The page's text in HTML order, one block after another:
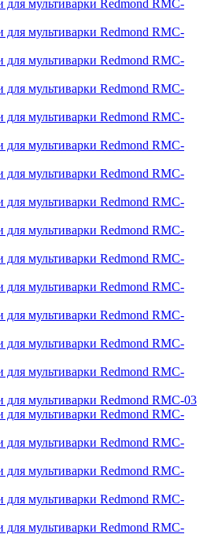
для мультиварки Redmond RMC-
для мультиварки Redmond RMC-
для мультиварки Redmond RMC-
для мультиварки Redmond RMC-
для мультиварки Redmond RMC-
для мультиварки Redmond RMC-
для мультиварки Redmond RMC-
для мультиварки Redmond RMC-
для мультиварки Redmond RMC-
для мультиварки Redmond RMC-
для мультиварки Redmond RMC-
для мультиварки Redmond RMC-
для мультиварки Redmond RMC-
для мультиварки Redmond RMC-
для мультиварки Redmond RMC-03
для мультиварки Redmond RMC-
для мультиварки Redmond RMC-
для мультиварки Redmond RMC-
для мультиварки Redmond RMC-
для мультиварки Redmond RMC-